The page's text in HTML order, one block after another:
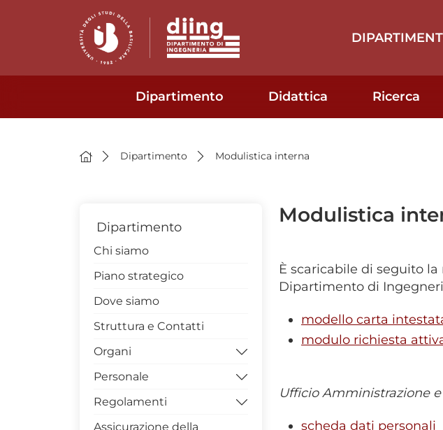
Dipartimento Didattica Ricerca
Dipartimento Modulistica interna
Modulistica
È scaricabile di seguito
Dipartimento di
modello carta
modulo richiesta
Ufficio Amministrazione
scheda dati personali
Dipartimento
Chi siamo
Piano strategico
Dove siamo
Struttura e Contatti
Organi
Direttore
Consigli
Personale
Docente
Regolamenti
Assicurazione della